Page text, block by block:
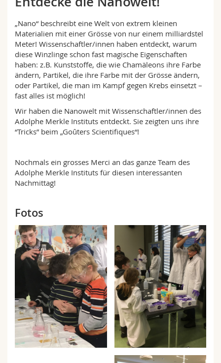
Math.-Nat. und Med. Fak.
Interfakultär
Mitarbeitende
Doktorierende
Webmail
Vorlesungsverzeichnis
MyUnifr
„Nano“ beschreibt eine Welt von extrem kleinen
Materialien mit einer Grösse von nur einem milliardstel
Meter! Wissenschaftler/innen haben entdeckt, warum
diese Winzlinge schon fast magische Eigenschaften
haben: z.B. Kunststoffe, die wie Chamäleons ihre Farbe
ändern, Partikel, die ihre Farbe mit der Grösse ändern,
oder Partikel, die man im Kampf gegen Krebs einsetzt –
fast alles ist möglich!
Wir haben die Nanowelt mit Wissenschaftler/innen des
Adolphe Merkle Instituts entdeckt. Sie zeigten uns ihre
“Tricks” beim „Goûters Scientifiques“!
Nochmals ein grosses Merci an das ganze Team des
Adolphe Merkle Instituts für diesen interessanten
Nachmittag!
Fotos